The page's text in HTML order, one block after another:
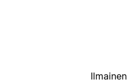
Ilmainen